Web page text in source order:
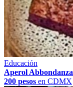
Educación
Aperol Abbondanza
200 pesos en CDMX